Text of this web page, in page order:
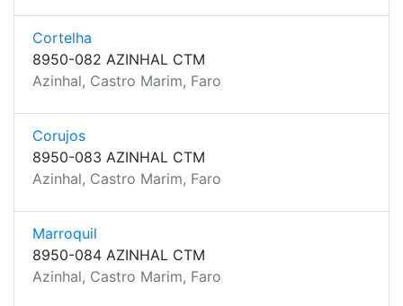
Cortelha
8950-082 AZINHAL CTM
Azinhal, Castro Marim, Faro
Corujos
8950-083 AZINHAL CTM
Azinhal, Castro Marim, Faro
Marroquil
8950-084 AZINHAL CTM
Azinhal, Castro Marim, Faro